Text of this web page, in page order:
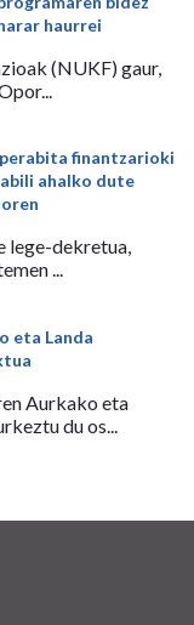
haurrei
(NUKF) gaur,
finantzarioki
ahalko dute
lege-dekretua,
...
eta Landa
Aurkako eta
du os...